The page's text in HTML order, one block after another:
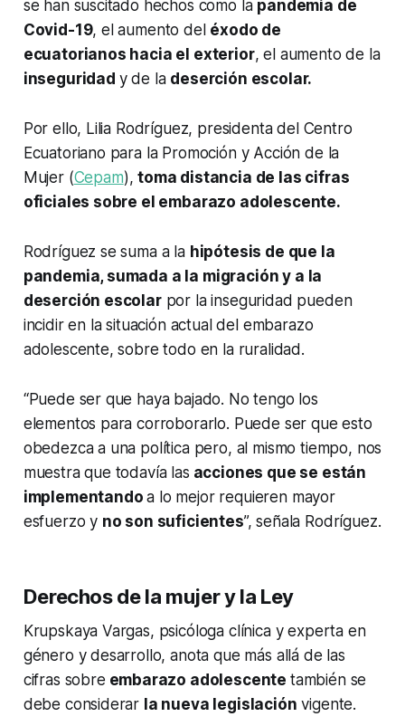
se han suscitado hechos como la pandemia de
Covid-19, el aumento del éxodo de
ecuatorianos hacia el exterior, el aumento de la
inseguridad y de la deserción escolar.
Por ello, Lilia Rodríguez, presidenta del Centro
Ecuatoriano para la Promoción y Acción de la
Mujer (Cepam),toma distancia de las cifras
oficiales sobre el embarazo adolescente.
Rodríguez se suma a la hipótesis de que la
pandemia, sumada a la migración y a la
deserción escolarpor la inseguridad pueden
incidir en la situación actual del embarazo
adolescente, sobre todo en la ruralidad.
“Puede ser que haya bajado. No tengo los
elementos para corroborarlo. Puede ser que esto
obedezca a una política pero, al mismo tiempo, nos
muestra que todavía las acciones que se están
implementandoa lo mejor requieren mayor
esfuerzo y no son suficientes”, señala Rodríguez.
Derechos de la mujer y la Ley
Krupskaya Vargas, psicóloga clínica y experta en
género y desarrollo, anota que más allá de las
cifras sobre embarazo adolescente también se
debe considerar la nueva legislación vigente.